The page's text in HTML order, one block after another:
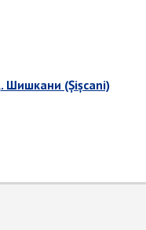
Шишкани (Șișcani)